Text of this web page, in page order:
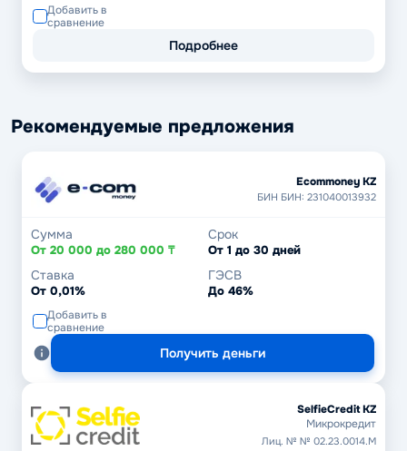
Добавить в
сравнение
Подробнее
Рекомендуемые предложения
Ecommoney KZ
БИН БИН: 231040013932
Сумма
От 20 000 до 280 000 ₸
Срок
От 1 до 30 дней
Ставка
От 0,01%
ГЭСВ
До 46%
Добавить в
сравнение
Получить деньги
SelfieCredit KZ
Микрокредит
Лиц. № № 02.23.0014.М